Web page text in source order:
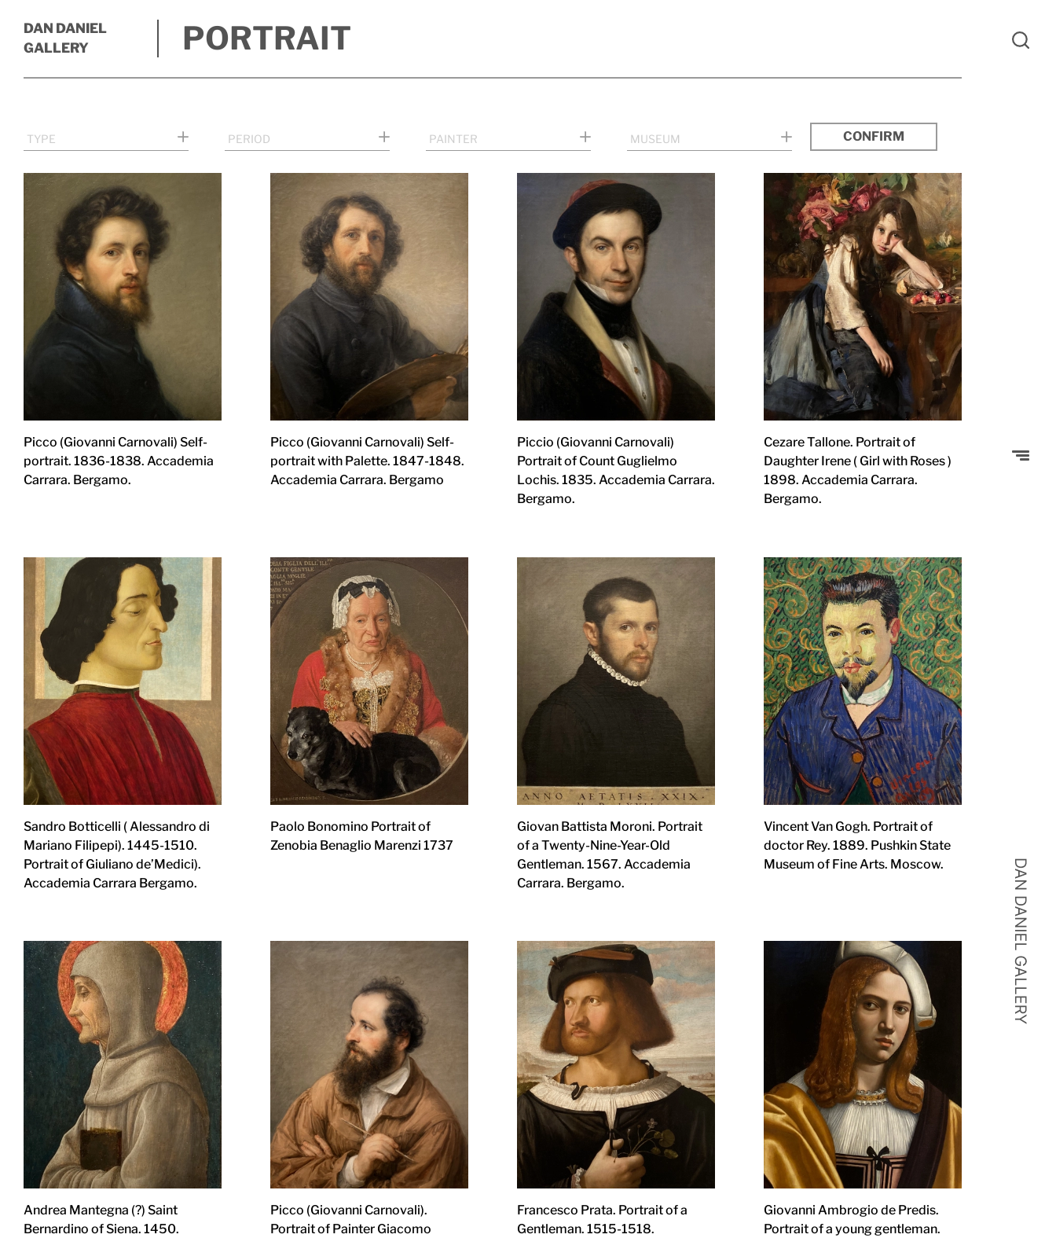
DAN DANIEL
GALLERY
PORTRAIT
TYPE PERIOD PAINTER MUSEUM CONFIRM
Picco (Giovanni Carnovali) Self-
portrait. 1836-1838. Accademia
Carrara. Bergamo.
Picco (Giovanni Carnovali) Self-
portrait with Palette. 1847-1848.
Accademia Carrara. Bergamo
Piccio (Giovanni Carnovali)
Portrait of Count Guglielmo
Lochis. 1835. Accademia Carrara.
Bergamo.
Cezare Tallone. Portrait of
Daughter Irene ( Girl with Roses )
1898. Accademia Carrara.
Bergamo.
Sandro Botticelli ( Alessandro di
Mariano Filipepi). 1445-1510.
Portrait of Giuliano de’Medici).
Accademia Carrara Bergamo.
Paolo Bonomino Portrait of
Zenobia Benaglio Marenzi 1737
Giovan Battista Moroni. Portrait
of a Twenty-Nine-Year-Old
Gentleman. 1567. Accademia
Carrara. Bergamo.
Vincent Van Gogh. Portrait of
doctor Rey. 1889. Pushkin State
Museum of Fine Arts. Moscow.
Andrea Mantegna (?) Saint
Bernardino of Siena. 1450.
Picco (Giovanni Carnovali).
Portrait of Painter Giacomo
Francesco Prata. Portrait of a
Gentleman. 1515-1518.
Giovanni Ambrogio de Predis.
Portrait of a young gentleman.